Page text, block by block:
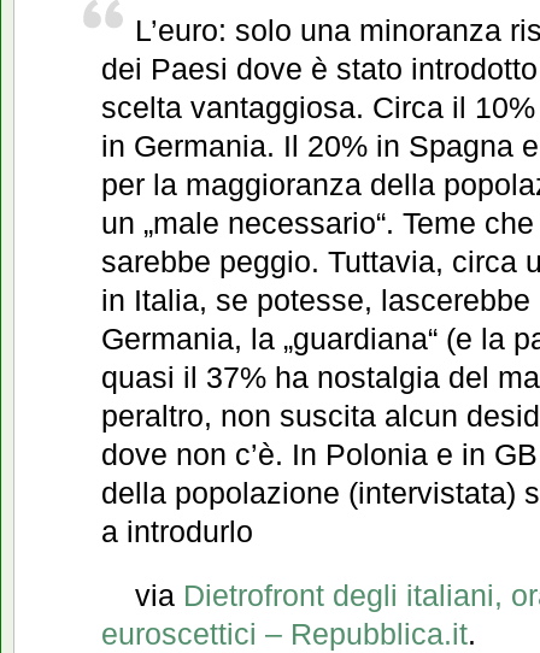
L’euro: solo una minoranza
dei Paesi dove è stato
scelta vantaggiosa. Circa il
in Germania. Il 20% in Spagna
per la maggioranza della
un „male necessario“. Teme
sarebbe peggio. Tuttavia, circa
in Italia, se potesse, lascerebbe
Germania, la „guardiana“ (e la
quasi il 37% ha nostalgia del
peraltro, non suscita alcun
dove non c’è. In Polonia e in
della popolazione (intervistata)
a introdurlo
via Dietrofront degli italiani,
euroscettici – Repubblica.it.